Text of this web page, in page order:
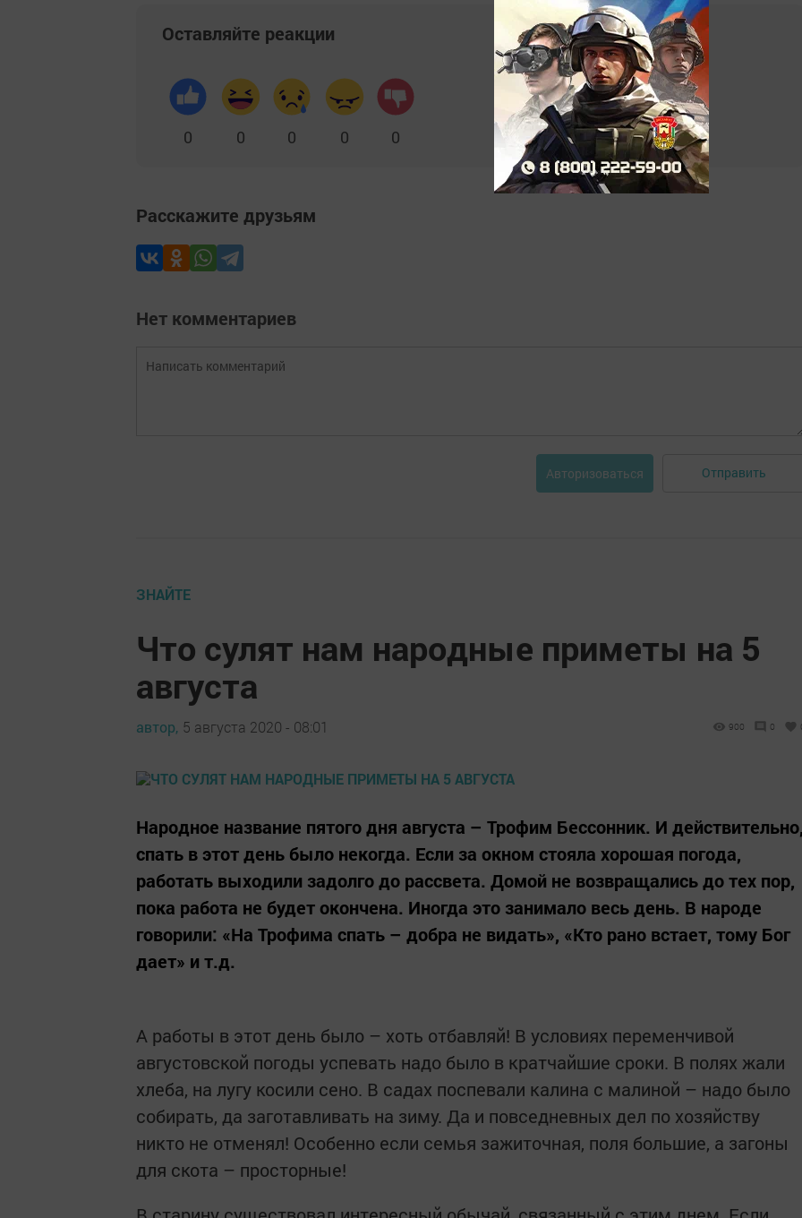
Оставляйте реакции
0 0 0 0 0
Расскажите друзьям
Нет комментариев
Авторизоваться Отправить
ЗНАЙТЕ
Что сулят нам народные приметы на 5
августа
автор, 5 августа 2020 - 08:01 900 0
Народное название пятого дня августа – Трофим Бессонник. И
спать в этот день было некогда. Если за окном стояла хорошая погода,
работать выходили задолго до рассвета. Домой не возвращались до тех пор,
пока работа не будет окончена. Иногда это занимало весь день. В народе
говорили: «На Трофима спать – добра не видать», «Кто рано встает, тому Бог
дает» и т.д.
А работы в этот день было – хоть отбавляй! В условиях переменчивой
августовской погоды успевать надо было в кратчайшие сроки. В полях жали
хлеба, на лугу косили сено. В садах поспевали калина с малиной – надо было
собирать, да заготавливать на зиму. Да и повседневных дел по хозяйству
никто не отменял! Особенно если семья зажиточная, поля большие, а загоны
для скота – просторные!